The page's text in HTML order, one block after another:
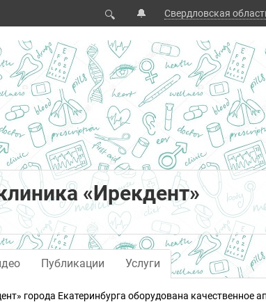
🔍 🔔 Свердловская
«Ирекдент»
Публикации Услуги
города Екатеринбурга оборудована качественное